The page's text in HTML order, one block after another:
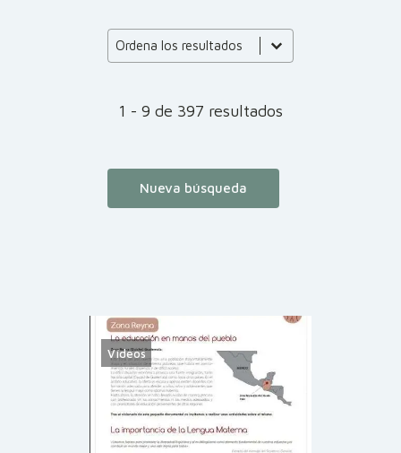
Product Order
Ordena los resultados
Product Order
1 - 9 de 397 resultados
Nueva búsqueda
Vídeos